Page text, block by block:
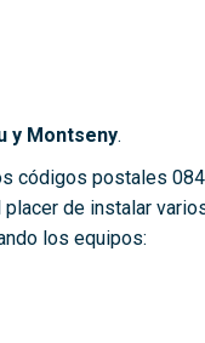
y Montseny.
códigos postales
de instalar
los equipos: